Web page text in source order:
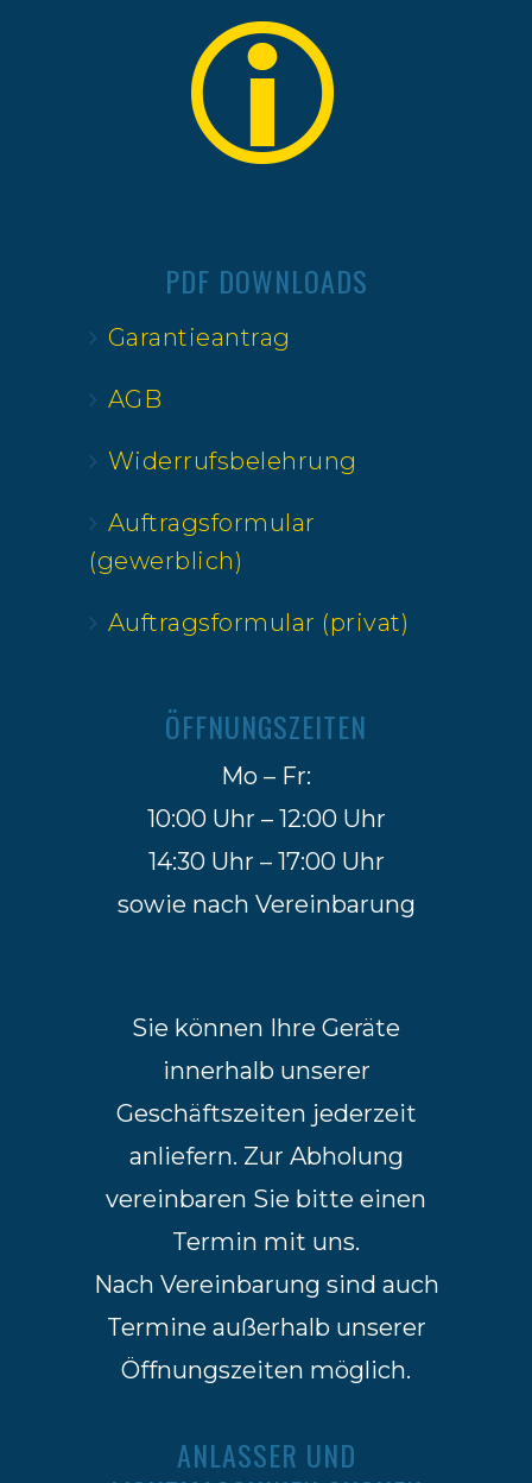
PDF DOWNLOADS
Garantieantrag
AGB
Widerrufsbelehrung
Auftragsformular
(gewerblich)
Auftragsformular (privat)
ÖFFNUNGSZEITEN
Mo – Fr:
10:00 Uhr – 12:00 Uhr
14:30 Uhr – 17:00 Uhr
sowie nach Vereinbarung
Sie können Ihre Geräte
innerhalb unserer
Geschäftszeiten jederzeit
anliefern. Zur Abholung
vereinbaren Sie bitte einen
Termin mit uns.
Nach Vereinbarung sind auch
Termine außerhalb unserer
Öffnungszeiten möglich.
ANLASSER UND